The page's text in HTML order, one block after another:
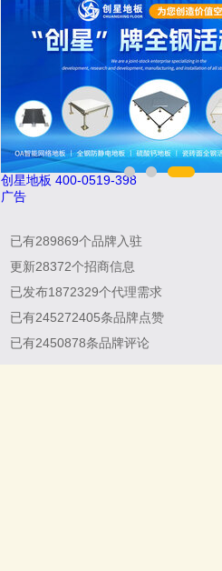
南飞NCNF 0791-88388036
广告
已有289869个品牌入驻
更新28372个招商信息
已发布1872329个代理需求
已有245272405条品牌点赞
已有2450878条品牌评论